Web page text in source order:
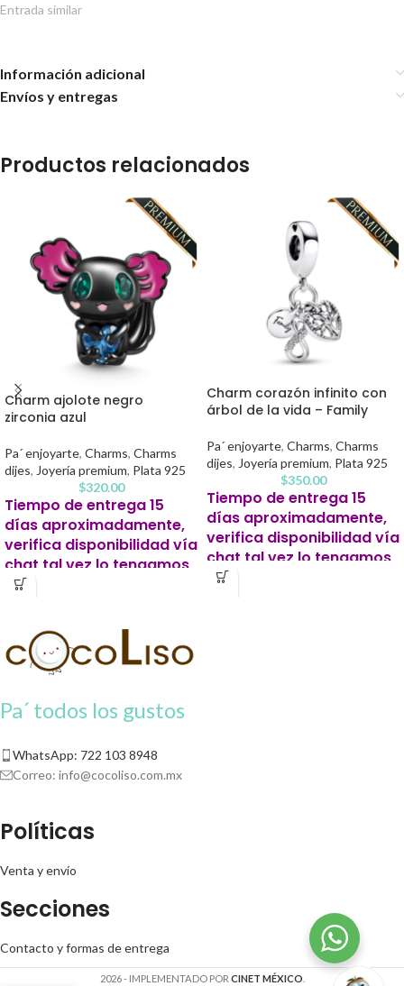
Entrada similar
Información adicional
Envíos y entregas
Productos relacionados
Charm ajolote negro
zirconia azul
Pa´ enjoyarte, Charms, Charms
dijes, Joyería premium, Plata 925
$320.00
Tiempo de entrega 15
días aproximadamente,
verifica disponibilidad vía
chat tal vez lo tengamos
listo antes.
contra entrega se solicitará un 20%
de apartado para iniciar tu pedido.
Charm corazón infinito con
árbol de la vida – Family
Pa´ enjoyarte, Charms, Charms
dijes, Joyería premium, Plata 925
$350.00
Tiempo de entrega 15
días aproximadamente,
verifica disponibilidad vía
chat tal vez lo tengamos
listo antes.
Pa´ todos los gustos
WhatsApp: 722 103 8948
Correo: info@cocoliso.com.mx
Políticas
Venta y envío
Secciones
Contacto y formas de entrega
2026 - IMPLEMENTADO POR CINET MÉXICO